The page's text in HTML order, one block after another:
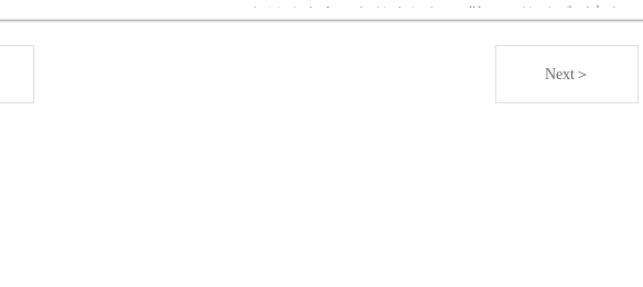
だけるようになりました。 併せてサイズが大き
Next＞